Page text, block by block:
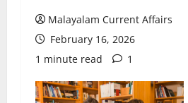
Malayalam Current Affairs
February 16, 2026
1 minute read
1